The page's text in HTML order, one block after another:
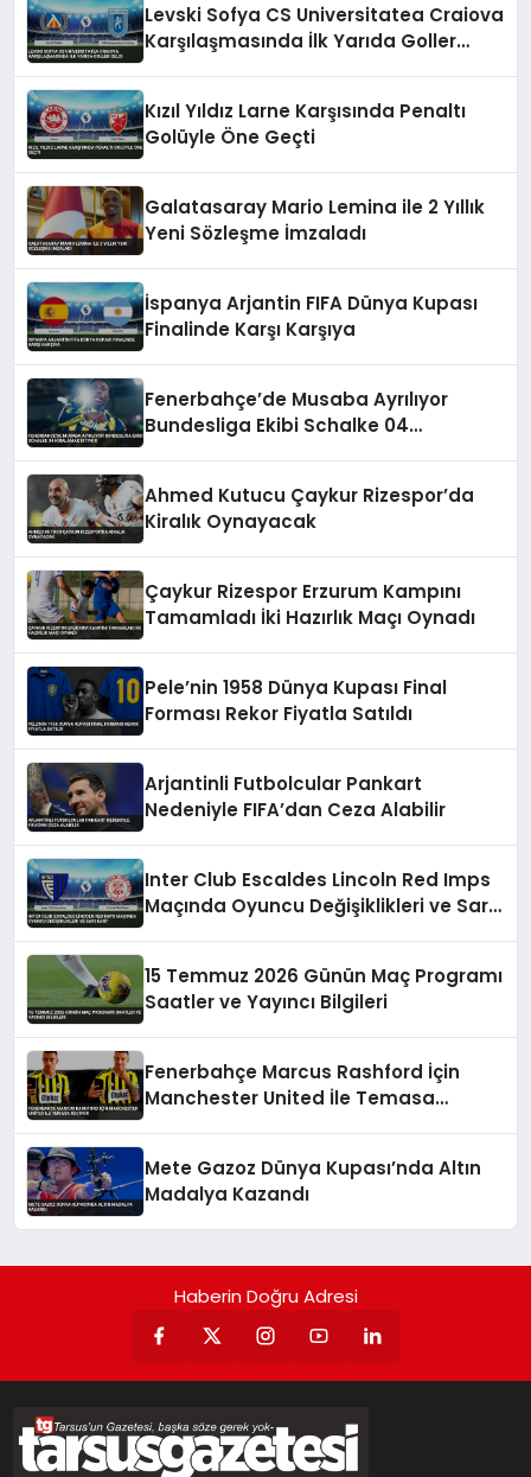
Levski Sofya CS Universitatea Craiova
Karşılaşmasında İlk Yarıda Goller
Kızıl Yıldız Larne Karşısında Penaltı
Golüyle Öne Geçti
Galatasaray Mario Lemina ile 2 Yıllık
Yeni Sözleşme İmzaladı
İspanya Arjantin FIFA Dünya Kupası
Finalinde Karşı Karşıya
Fenerbahçe’de Musaba Ayrılıyor
Bundesliga Ekibi Schalke 04
Ahmed Kutucu Çaykur Rizespor’da
Kiralık Oynayacak
Çaykur Rizespor Erzurum Kampını
Tamamladı İki Hazırlık Maçı Oynadı
Pele’nin 1958 Dünya Kupası Final
Forması Rekor Fiyatla Satıldı
Arjantinli Futbolcular Pankart
Nedeniyle FIFA’dan Ceza Alabilir
Inter Club Escaldes Lincoln Red Imps
Maçında Oyuncu Değişiklikleri ve Sarı
15 Temmuz 2026 Günün Maç Programı
Saatler ve Yayıncı Bilgileri
Fenerbahçe Marcus Rashford İçin
Manchester United İle Temasa
Mete Gazoz Dünya Kupası’nda Altın
Madalya Kazandı
Haberin Doğru Adresi